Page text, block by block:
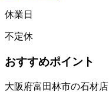
休業日
不定休
おすすめポイント
大阪府富田林市の石材店